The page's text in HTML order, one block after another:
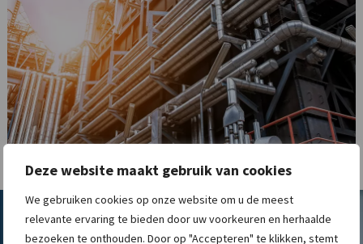
Deze website maakt gebruik van cookies
We gebruiken cookies op onze website om u de meest
relevante ervaring te bieden door uw voorkeuren en herhaalde
bezoeken te onthouden. Door op "Accepteren" te klikken, stemt